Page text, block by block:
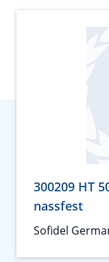
300209 HT
nassfest
Sofidel